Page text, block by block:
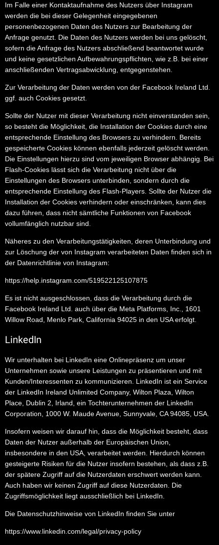
Im Falle einer Kontaktaufnahme des Nutzers über Instagram
werden die bei dieser Gelegenheit eingegebenen
personenbezogenen Daten des Nutzers zur Bearbeitung der
Anfrage genutzt. Die Daten des Nutzers werden bei uns gelöscht,
sofern die Anfrage des Nutzers abschließend beantwortet wurde
und keine gesetzlichen Aufbewahrungspflichten, wie z.B. bei einer
anschließenden Vertragsabwicklung, entgegenstehen.
Zur Verarbeitung der Daten werden von der Facebook Ireland Ltd.
ggf. auch Cookies gesetzt.
Sollte der Nutzer mit dieser Verarbeitung nicht einverstanden sein,
so besteht die Möglichkeit, die Installation der Cookies durch eine
entsprechende Einstellung des Browsers zu verhindern. Bereits
gespeicherte Cookies können ebenfalls jederzeit gelöscht werden.
Die Einstellungen hierzu sind vom jeweiligen Browser abhängig. Bei
Flash-Cookies lässt sich die Verarbeitung nicht über die
Einstellungen des Browsers unterbinden, sondern durch die
entsprechende Einstellung des Flash-Players. Sollte der Nutzer die
Installation der Cookies verhindern oder einschränken, kann dies
dazu führen, dass nicht sämtliche Funktionen von Facebook
vollumfänglich nutzbar sind.
Näheres zu den Verarbeitungstätigkeiten, deren Unterbindung und
zur Löschung der von Instagram verarbeiteten Daten finden sich in
der Datenrichtlinie von Instagram:
https://help.instagram.com/519522125107875
Es ist nicht ausgeschlossen, dass die Verarbeitung durch die
Facebook Ireland Ltd. auch über die Meta Platforms, Inc., 1601
Willow Road, Menlo Park, California 94025 in den USA erfolgt.
LinkedIn
Wir unterhalten bei LinkedIn eine Onlinepräsenz um unser
Unternehmen sowie unsere Leistungen zu präsentieren und mit
Kunden/Interessenten zu kommunizieren. LinkedIn ist ein Service
der LinkedIn Ireland Unlimited Company, Wilton Plaza, Wilton
Place, Dublin 2, Irland, ein Tochterunternehmen der LinkedIn
Corporation, 1000 W. Maude Avenue, Sunnyvale, CA 94085, USA.
Insofern weisen wir darauf hin, dass die Möglichkeit besteht, dass
Daten der Nutzer außerhalb der Europäischen Union,
insbesondere in den USA, verarbeitet werden. Hierdurch können
gesteigerte Risiken für die Nutzer insofern bestehen, als dass z.B.
der spätere Zugriff auf die Nutzerdaten erschwert werden kann.
Auch haben wir keinen Zugriff auf diese Nutzerdaten. Die
Zugriffsmöglichkeit liegt ausschließlich bei LinkedIn.
Die Datenschutzhinweise von LinkedIn finden Sie unter
https://www.linkedin.com/legal/privacy-policy